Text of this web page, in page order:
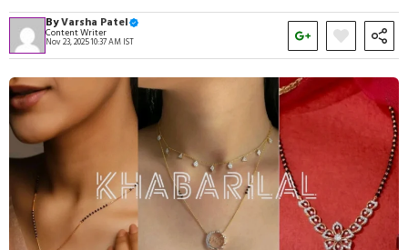
ByVarsha Patel
Content Writer
Nov 23, 2025 10:37 AM IST